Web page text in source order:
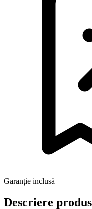
Garanție inclusă
Descriere produs